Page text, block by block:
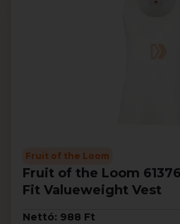
Fruit of the Loom
Fruit of the Loom
Fit Valueweight Vest
Nettó: 988 Ft